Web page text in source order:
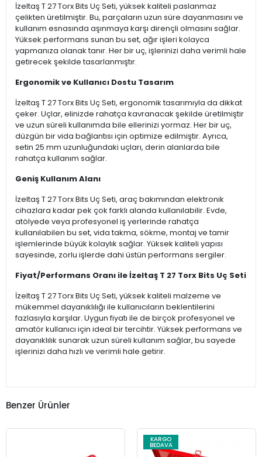
İzeltaş T 27 Torx Bits Uç Seti, yüksek kaliteli paslanmaz
çelikten üretilmiştir. Bu, parçaların uzun süre dayanmasını ve
kullanım esnasında aşınmaya karşı dirençli olmasını sağlar.
Yüksek performans sunan bu set, ağır işleri kolayca
yapmanıza olanak tanır. Her bir uç, işlerinizi daha verimli hale
getirecek şekilde tasarlanmıştır.
Ergonomik ve Kullanıcı Dostu Tasarım
İzeltaş T 27 Torx Bits Uç Seti, ergonomik tasarımıyla da dikkat
çeker. Uçlar, elinizde rahatça kavranacak şekilde üretilmiştir
ve uzun süreli kullanımda bile ellerinizi yormaz. Her bir uç,
düzgün bir vida bağlantısı için optimize edilmiştir. Ayrıca,
setin 25 mm uzunluğundaki uçları, derin alanlarda bile
rahatça kullanım sağlar.
Geniş Kullanım Alanı
İzeltaş T 27 Torx Bits Uç Seti, araç bakımından elektronik
cihazlara kadar pek çok farklı alanda kullanılabilir. Evde,
atölyede veya profesyonel iş yerlerinde rahatça
kullanılabilen bu set, vida takma, sökme, montaj ve tamir
işlemlerinde büyük kolaylık sağlar. Yüksek kaliteli yapısı
sayesinde, zorlu işlerde dahi üstün performans sergiler.
Fiyat/Performans Oranı ile İzeltaş T 27 Torx Bits Uç Seti
İzeltaş T 27 Torx Bits Uç Seti, yüksek kaliteli malzeme ve
mükemmel dayanıklılığı ile kullanıcıların beklentilerini
fazlasıyla karşılar. Uygun fiyatı ile de birçok profesyonel ve
amatör kullanıcı için ideal bir tercihtir. Yüksek performans ve
dayanıklılık sunarak uzun süreli kullanım sağlar, bu sayede
işlerinizi daha hızlı ve verimli hale getirir.
Benzer Ürünler
KARGO
BEDAVA